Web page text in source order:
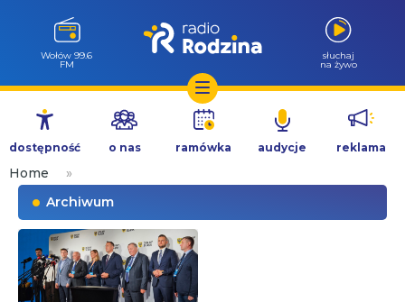
Przejdź
treści
Wołów 99.6
FM
słuchaj
na żywo
dostępność o nas ramówka audycje reklama
Home
»
Archiwum